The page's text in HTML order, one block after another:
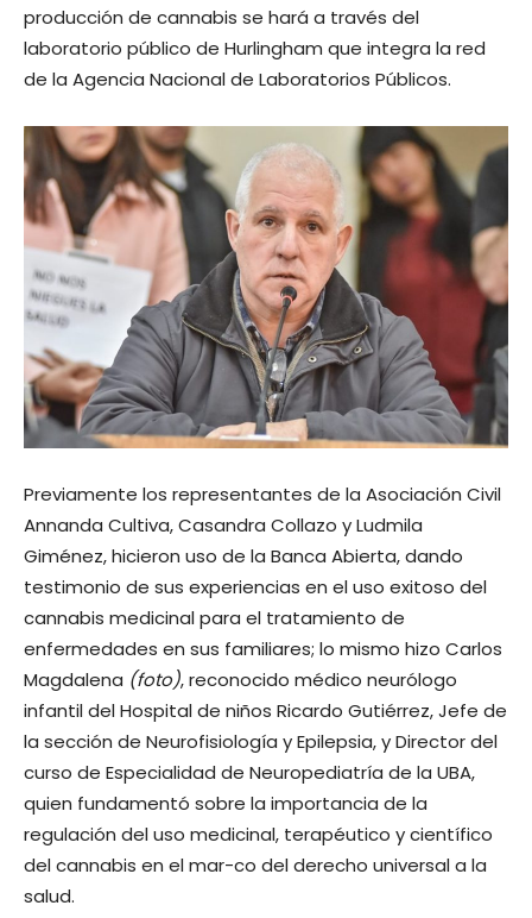
producción de cannabis se hará a través del
laboratorio público de Hurlingham que integra la red
de la Agencia Nacional de Laboratorios Públicos.
Previamente los representantes de la Asociación Civil
Annanda Cultiva, Casandra Collazo y Ludmila
Giménez, hicieron uso de la Banca Abierta, dando
testimonio de sus experiencias en el uso exitoso del
cannabis medicinal para el tratamiento de
enfermedades en sus familiares; lo mismo hizo Carlos
Magdalena (foto), reconocido médico neurólogo
infantil del Hospital de niños Ricardo Gutiérrez, Jefe de
la sección de Neurofisiología y Epilepsia, y Director del
curso de Especialidad de Neuropediatría de la UBA,
quien fundamentó sobre la importancia de la
regulación del uso medicinal, terapéutico y científico
del cannabis en el mar-co del derecho universal a la
salud.